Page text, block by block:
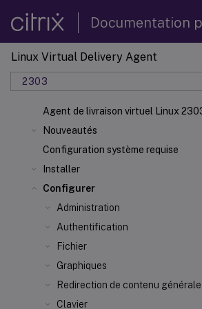
Documentation
Linux Virtual Delivery Agent
2303
Agent de livraison virtuel Linux
Nouveautés
Configuration système requise
Installer
Configurer
Administration
Authentification
Fichier
Graphiques
Redirection de contenu générale
Clavier